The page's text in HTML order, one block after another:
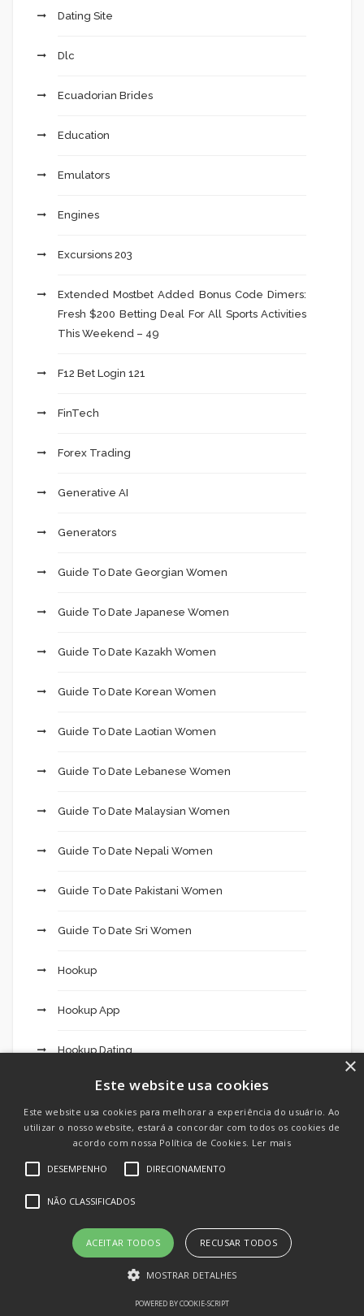
Dating Site
Dlc
Ecuadorian Brides
Education
Emulators
Engines
Excursions 203
Extended Mostbet Added Bonus Code Dimers:
Fresh $200 Betting Deal For All Sports Activities
This Weekend – 49
F12 Bet Login 121
FinTech
Forex Trading
Generative AI
Generators
Guide To Date Georgian Women
Guide To Date Japanese Women
Guide To Date Kazakh Women
Guide To Date Korean Women
Guide To Date Laotian Women
Guide To Date Lebanese Women
Guide To Date Malaysian Women
Guide To Date Nepali Women
Guide To Date Pakistani Women
Guide To Date Sri Women
Hookup
Hookup App
Hookup Dating
Hookup Site
Hookup Sites
How To Date Mexican Mail Order Brides?
How To Find Cambodian Mail Order Brides
×
Este website usa cookies
Este website usa cookies para melhorar a experiência do usuário. Ao
utilizar o nosso website, estará a concordar com todos os cookies de
acordo com nossa Política de Cookies. Ler mais
DESEMPENHO DIRECIONAMENTO
NÃO CLASSIFICADOS
ACEITAR TODOS RECUSAR TODOS
MOSTRAR DETALHES
POWERED BY COOKIE-SCRIPT